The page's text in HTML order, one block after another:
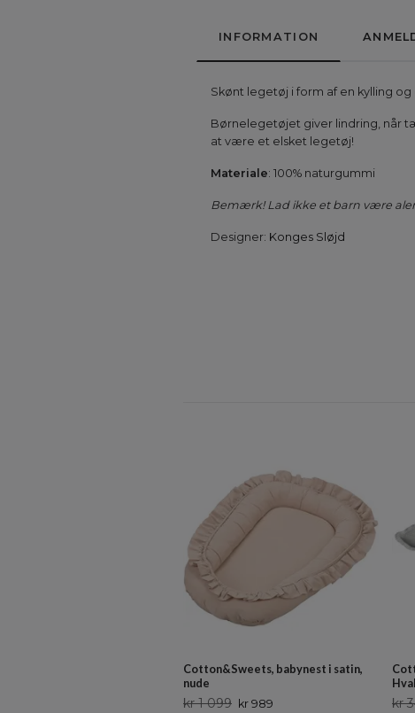
INFORMATION
Skønt legetøj i form af en kylling
Børnelegetøjet giver lindring, når
at være et elsket legetøj!
Materiale: 100% naturgummi
Bemærk! Lad ikke et barn være
Designer: Konges Sløjd
Cotton&Sweets, babynest i satin,
nude
kr 1 099 kr 989 kr